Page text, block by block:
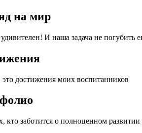
на мир
И наша задача не погубить
достижения моих воспитанников
кто заботится о полноценном